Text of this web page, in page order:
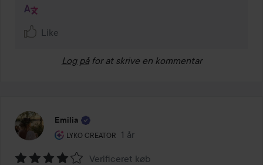
Like
Log på for at skrive en kommentar
Emilia
LYKO CREATOR
Brugerens rolle: Lyko Creator.
1 år
Posten blev oprettet 1 år
Verificeret køb